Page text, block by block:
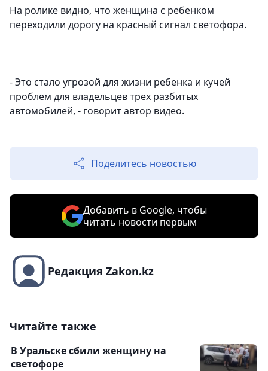
На ролике видно, что женщина с ребенком
переходили дорогу на красный сигнал светофора.
- Это стало угрозой для жизни ребенка и кучей
проблем для владельцев трех разбитых
автомобилей, - говорит автор видео.
Поделитесь новостью
Добавить в Google, чтобы
читать новости первым
Редакция Zakon.kz
Читайте также
В Уральске сбили женщину на
светофоре